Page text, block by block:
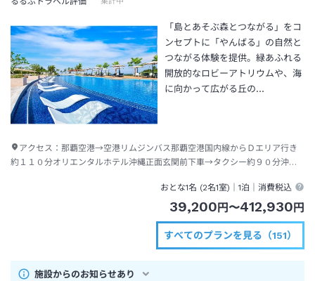
「島とあそぶ森とつながる」をコ
ンセプトに「やんばる」の自然と
つながる体験を提供。緑あふれる
開放的なロビーアトリウムや、海
に向かって広がる丘の…
アクセス： 那覇空港→空港リムジンバス那覇空港国内線からＤエリア行き
約１１０分オリエンタルホテル沖縄正面玄関前下車→タクシー約９０分沖縄
おとな1名 (2名1室)｜1泊 ｜消費税込
39,200 円 〜412,930 円
すべてのプランを見る（151）
施設からのお知らせあり